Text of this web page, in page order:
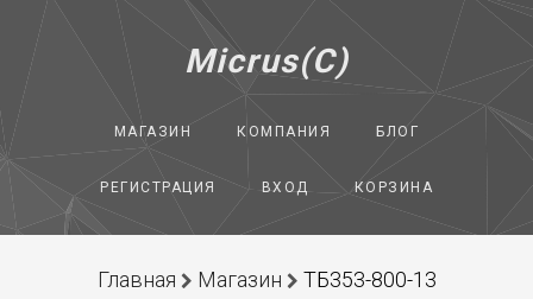
Micrus(C)
МАГАЗИН КОМПАНИЯ БЛОГ
РЕГИСТРАЦИЯ ВХОД КОРЗИНА
Главная Магазин
ТБ353-800-13